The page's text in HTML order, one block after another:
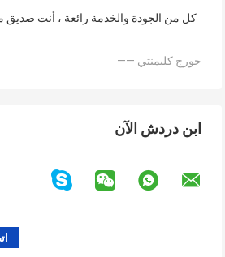
كل من الجودة والخدمة رائعة ، أنت صديق
—— جورج كليمنتي
ابن دردش الآن